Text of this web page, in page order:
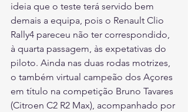
ideia que o teste terá servido bem
demais a equipa, pois o Renault Clio
Rally4 pareceu não ter correspondido,
à quarta passagem, às expetativas do
piloto. Ainda nas duas rodas motrizes,
o também virtual campeão dos Açores
em título na competição Bruno Tavares
(Citroen C2 R2 Max), acompanhado por